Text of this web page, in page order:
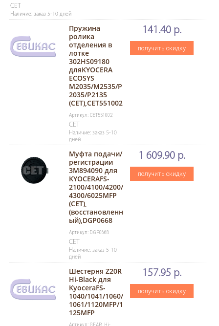
CET
Наличие: заказ 5-10 дней
Пружина
ролика
отделения в
лотке
302HS09180
дляKYOCERA
ECOSYS
M2035/M2535/P
2035/P2135
(CET),CET551002
Артикул: CET551002
CET
Наличие: заказ 5-10
дней
141.40 р.
получить скидку
Муфта подачи/
регистрации
3M894090 для
KYOCERAFS-
2100/4100/4200/
4300/6025MFP
(CET),
(восстановленн
ый),DGP0668
Артикул: DGP0668
CET
Наличие: заказ 5-10
дней
1 609.90 р.
получить скидку
Шестерня Z20R
Hi-Black для
KyoceraFS-
1040/1041/1060/
1061/1120MFP/1
125MFP
157.95 р.
получить скидку